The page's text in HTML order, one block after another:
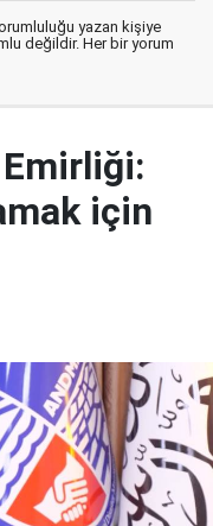
yazan kişiye
değildir. Her bir yorum
için